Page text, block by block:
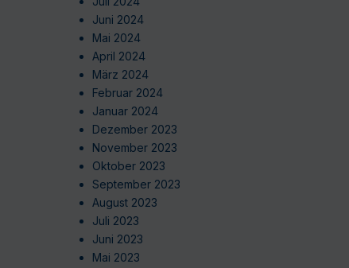
Juni 2024
Mai 2024
April 2024
März 2024
Februar 2024
Januar 2024
Dezember 2023
November 2023
Oktober 2023
September 2023
August 2023
Juli 2023
Juni 2023
Mai 2023